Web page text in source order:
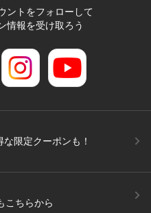
ントをフォローして
情報を受け取ろう
限定クーポンも！
こちらから